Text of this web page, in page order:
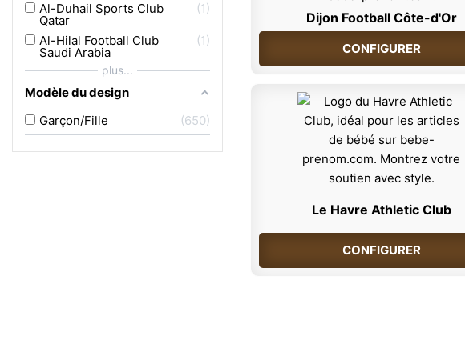
Al-Duhail Sports Club
Qatar
1
Al-Hilal Football Club
Saudi Arabia
1
plus...
Modèle du design
Garçon/Fille
650
Dijon Football Côte-d'Or
CONFIGURER
Le Havre Athletic Club
CONFIGURER